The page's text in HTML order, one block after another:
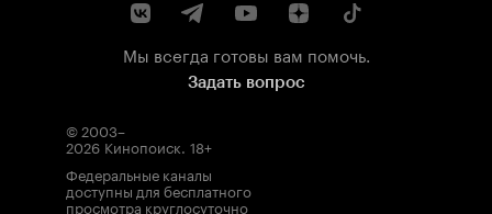
Мы всегда готовы вам помочь.
Задать вопрос
© 2003–
2026 Кинопоиск. 18+
Федеральные каналы
доступны для бесплатного
просмотра круглосуточно